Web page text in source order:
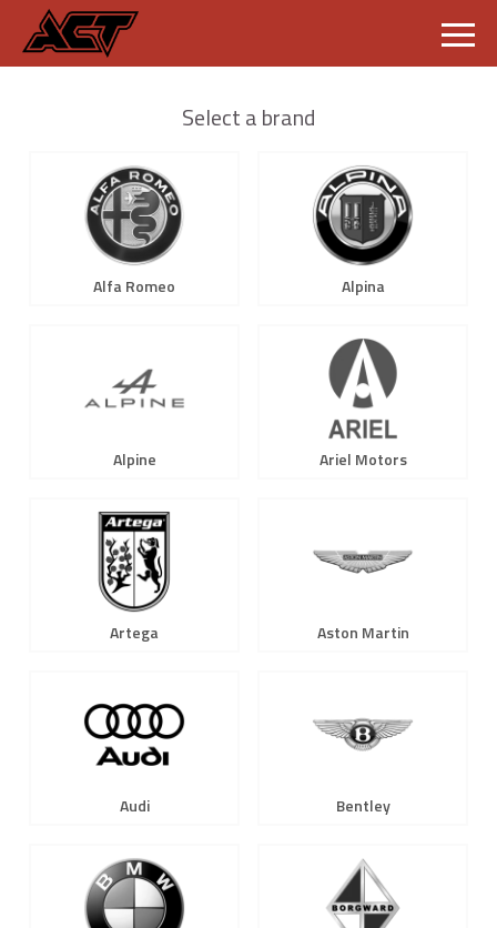
S
Select a brand
Alfa Romeo Alpina
Alpine Ariel Motors
Artega Aston Martin
Audi Bentley